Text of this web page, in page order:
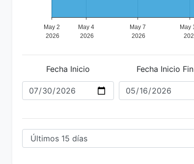
Fecha Inicio
Fecha Inicio Fin